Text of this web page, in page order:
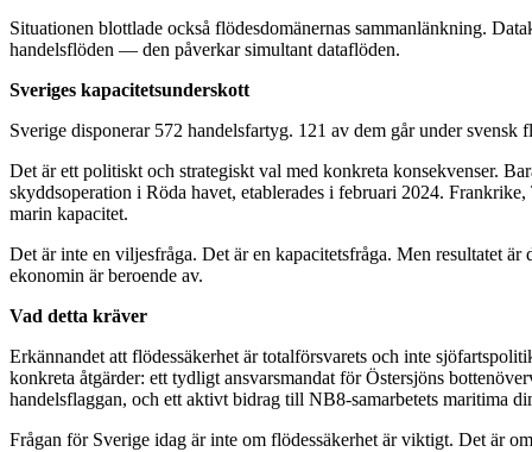
Situationen blottlade också flödesdomänernas sammanlänkning.
handelsflöden — den påverkar simultant dataflöden.
Sveriges kapacitetsunderskott
Sverige disponerar 572 handelsfartyg. 121 av dem går under svensk
Det är ett politiskt och strategiskt val med konkreta konsekvenser.
skyddsoperation i Röda havet, etablerades i februari 2024.
marin kapacitet.
Det är inte en viljesfråga. Det är en kapacitetsfråga. Men resultatet
ekonomin är beroende av.
Vad detta kräver
Erkännandet att flödessäkerhet är totalförsvarets och inte
konkreta åtgärder: ett tydligt ansvarsmandat för Östersjöns
handelsflaggan, och ett aktivt bidrag till NB8-samarbetets maritima
Frågan för Sverige idag är inte om flödessäkerhet är viktigt. Det är